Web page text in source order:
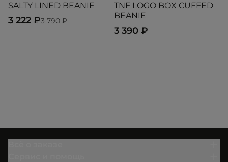
SALTY LINED BEANIE
3 790 ₽
3 222 ₽
TNF LOGO BOX CUFFED
BEANIE
3 390 ₽